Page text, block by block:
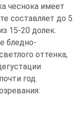
чеснока имеет
составляет до 5
15-20 долек.
бледно-
оттенка,
год.